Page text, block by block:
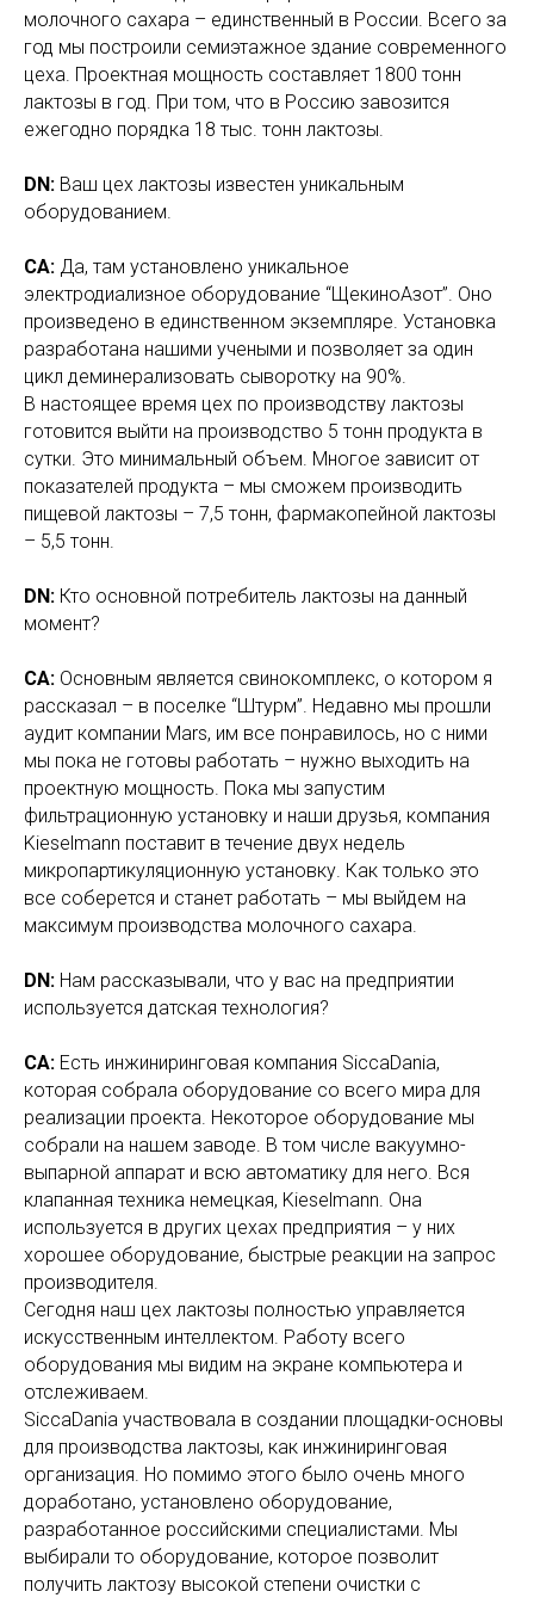
молочного сахара – единственный в России. Всего за
год мы построили семиэтажное здание современного
цеха. Проектная мощность составляет 1800 тонн
лактозы в год. При том, что в Россию завозится
ежегодно порядка 18 тыс. тонн лактозы.
DN: Ваш цех лактозы известен уникальным
оборудованием.
СА: Да, там установлено уникальное
электродиализное оборудование “ЩекиноАзот”. Оно
произведено в единственном экземпляре. Установка
разработана нашими учеными и позволяет за один
цикл деминерализовать сыворотку на 90%.
В настоящее время цех по производству лактозы
готовится выйти на производство 5 тонн продукта в
сутки. Это минимальный объем. Многое зависит от
показателей продукта – мы сможем производить
пищевой лактозы – 7,5 тонн, фармакопейной лактозы
– 5,5 тонн.
DN: Кто основной потребитель лактозы на данный
момент?
СА: Основным является свинокомплекс, о котором я
рассказал – в поселке “Штурм”. Недавно мы прошли
аудит компании Mars, им все понравилось, но с ними
мы пока не готовы работать – нужно выходить на
проектную мощность. Пока мы запустим
фильтрационную установку и наши друзья, компания
Kieselmann поставит в течение двух недель
микропартикуляционную установку. Как только это
все соберется и станет работать – мы выйдем на
максимум производства молочного сахара.
DN: Нам рассказывали, что у вас на предприятии
используется датская технология?
СА: Есть инжиниринговая компания SiccaDania,
которая собрала оборудование со всего мира для
реализации проекта. Некоторое оборудование мы
собрали на нашем заводе. В том числе вакуумно-
выпарной аппарат и всю автоматику для него. Вся
клапанная техника немецкая, Kieselmann. Она
используется в других цехах предприятия – у них
хорошее оборудование, быстрые реакции на запрос
производителя.
Сегодня наш цех лактозы полностью управляется
искусственным интеллектом. Работу всего
оборудования мы видим на экране компьютера и
отслеживаем.
SiccaDania участвовала в создании площадки-основы
для производства лактозы, как инжиниринговая
организация. Но помимо этого было очень много
доработано, установлено оборудование,
разработанное российскими специалистами. Мы
выбирали то оборудование, которое позволит
получить лактозу высокой степени очистки с